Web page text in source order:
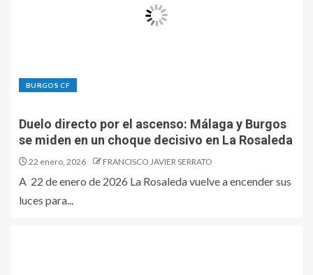
BURGOS CF
Duelo directo por el ascenso: Málaga y Burgos
se miden en un choque decisivo en La Rosaleda
22 enero, 2026 FRANCISCO JAVIER SERRATO
A 22 de enero de 2026 La Rosaleda vuelve a encender sus
luces para...